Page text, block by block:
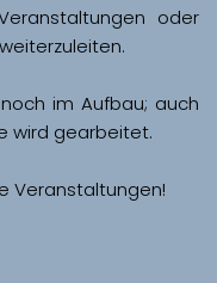
oder
im Aufbau; auch
Veranstaltungen!